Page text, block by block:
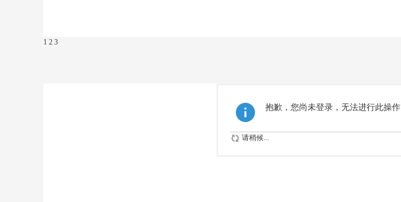
1 2 3
抱歉，您尚未登录，无法进行此操作
请稍候...